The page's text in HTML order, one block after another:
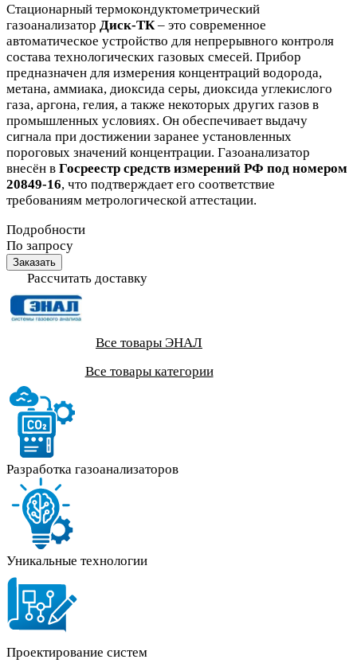
Стационарный термокондуктометрический
газоанализатор Диск-ТК – это современное
автоматическое устройство для непрерывного контроля
состава технологических газовых смесей. Прибор
предназначен для измерения концентраций водорода,
метана, аммиака, диоксида серы, диоксида углекислого
газа, аргона, гелия, а также некоторых других газов в
промышленных условиях. Он обеспечивает выдачу
сигнала при достижении заранее установленных
пороговых значений концентрации. Газоанализатор
внесён в Госреестр средств измерений РФ под номером
20849-16, что подтверждает его соответствие
требованиям метрологической аттестации.
Подробности
По запросу
Заказать
Рассчитать доставку
Все товары ЭНАЛ
Все товары категории
Разработка газоанализаторов
Уникальные технологии
Проектирование систем